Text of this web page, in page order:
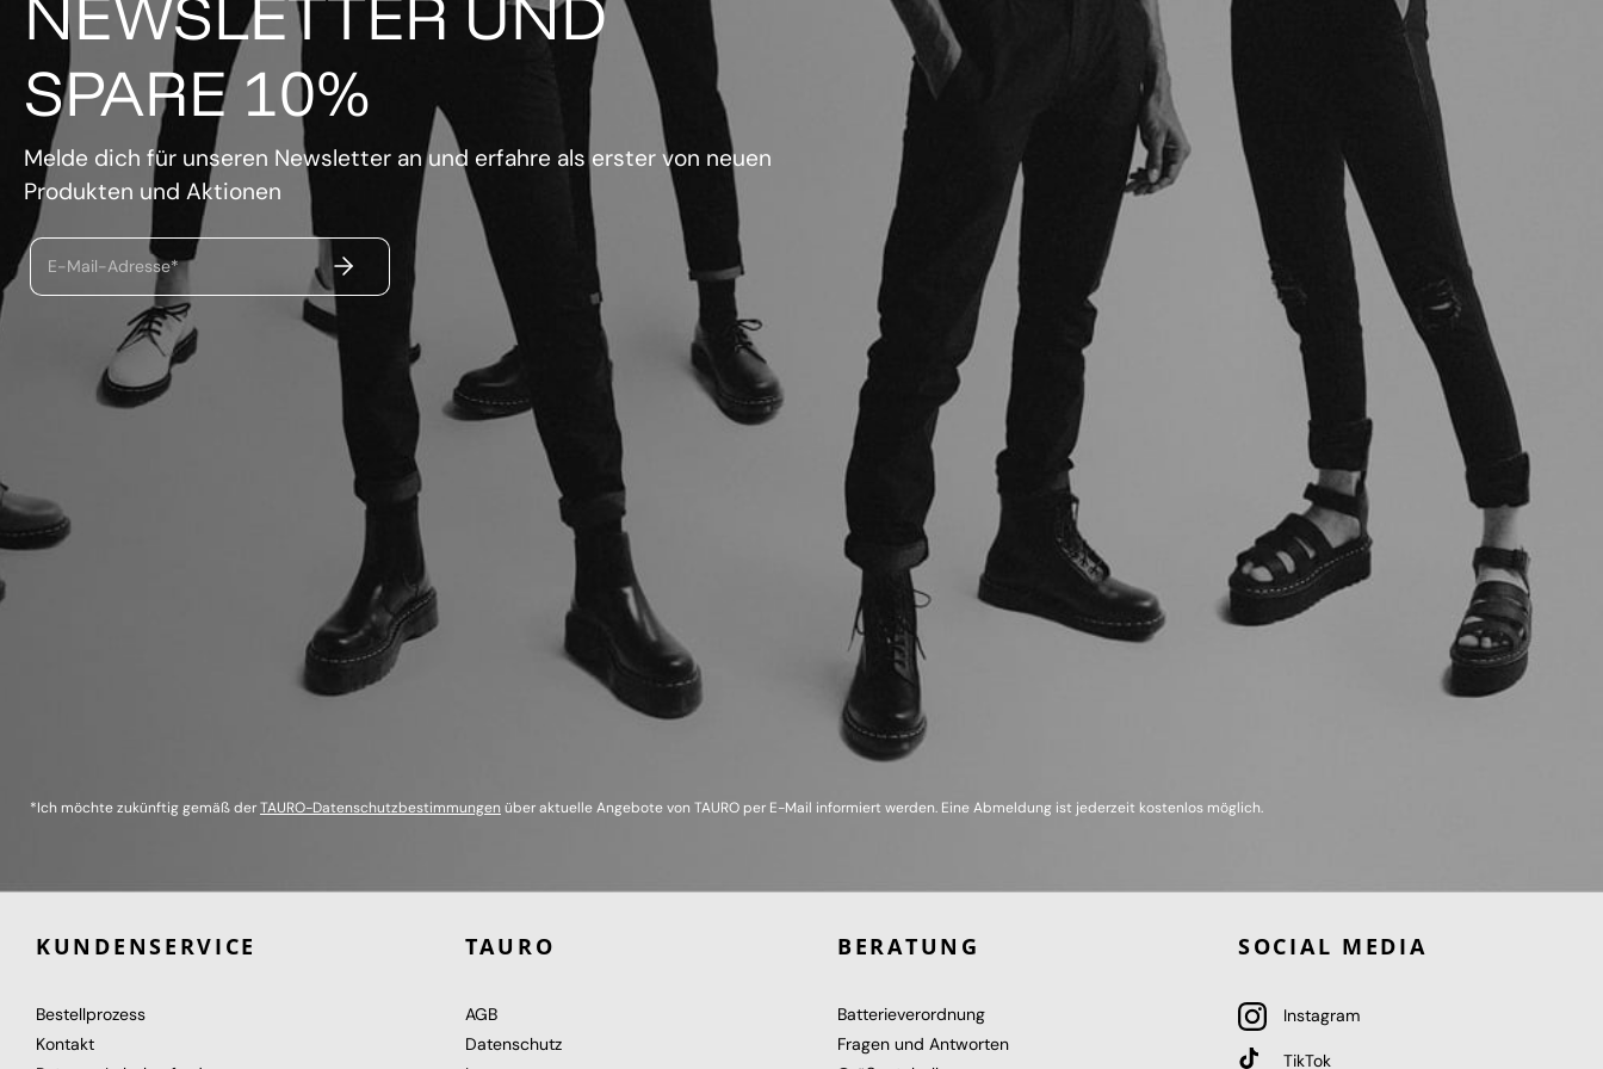
SPARE 10%
Melde dich für unseren Newsletter an und erfahre als erster von neuen
Produkten und Aktionen
E-Mail-Adresse* ABSENDEN
*Ich möchte zukünftig gemäß derTAURO-Datenschutzbestimmungen über aktuelle Angebote von TAURO per E-Mail informiert werden. Eine Abmeldung ist jederzeit kostenlos möglich.
KUNDENSERVICE
Bestellprozess
Kontakt
TAURO
AGB
Datenschutz
BERATUNG
Batterieverordnung
Fragen und Antworten
SOCIAL MEDIA
Instagram
TikTok